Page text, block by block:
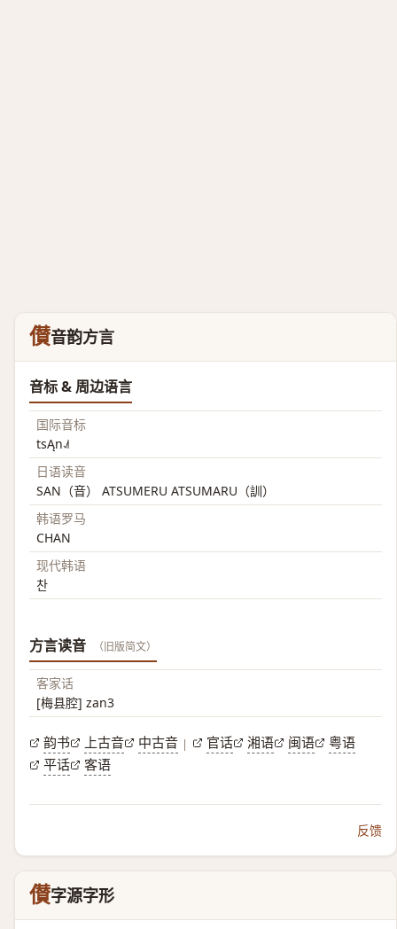
儧音韵方言
音标 & 周边语言
国际音标
tsĄn˨˩˦
日语读音
SAN（音） ATSUMERU ATSUMARU（訓）
韩语罗马
CHAN
现代韩语
찬
方言读音 （旧版简文）
客家话
[梅县腔] zan3
韵书 上古音 中古音 | 官话 湘语 闽语
粤语
平话
客语
反馈
儧字源字形